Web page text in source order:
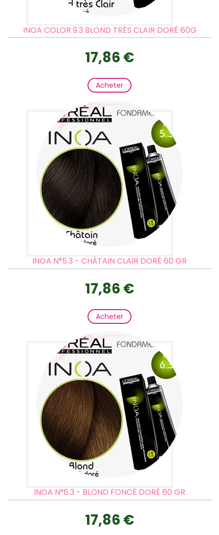
INOA COLOR 9.3 BLOND TRÈS CLAIR DORÉ 60G
17,86 €
Acheter
INOA N°5.3 - CHÂTAIN CLAIR DORÉ 60 GR
17,86 €
Acheter
INOA N°6.3 - BLOND FONCÉ DORÉ 60 GR
17,86 €